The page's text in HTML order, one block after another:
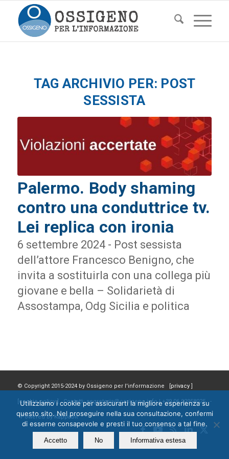
TAG ARCHIVIO PER: POST
SESSISTA
Palermo. Body shaming
contro una conduttrice tv.
Lei replica con ironia
6 settembre 2024 - Post sessista
dell’attore Francesco Benigno, che
invita a sostituirla con una collega più
giovane e bella – Solidarietà di
Assostampa, Odg Sicilia e politica
© Copyright 2015-2024 by Ossigeno per l'informazione [ privacy
cookie policy] Contatti: segreteria@ossigeno.info | +39.06.92958025 -
Powered byKappabit
Utilizziamo i cookie per assicurarti la migliore esperienza su
questo sito. Nel proseguire nella sua consultazione, confermi
di esserne consapevole e presti il tuo consenso a tal fine.
Accetto No Informativa estesa